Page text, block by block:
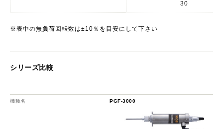
30
※表中の無負荷回転数は±10％を目安にして下さい
シリーズ比較
機種名 PGF-3000